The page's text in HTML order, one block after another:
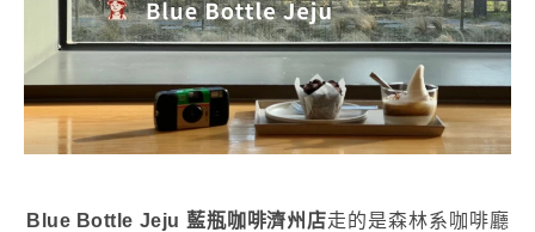
Blue Bottle Jeju 藍瓶咖啡濟州店走的是森林系咖啡廳